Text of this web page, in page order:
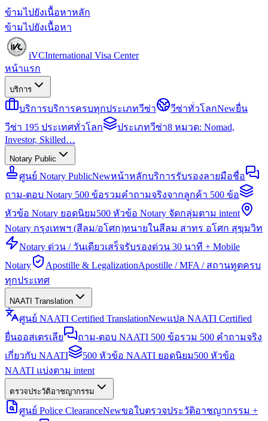
ข้ามไปยังเนื้อหาหลัก
ข้ามไปยังเนื้อหา
iVCInternational Visa Center
หน้าแรก
บริการ
บริการบริการครบทุกประเภทวีซ่า วีซ่าทั่วโลกNewยื่น
วีซ่า 195 ประเทศทั่วโลก
ประเภทวีซ่า8 หมวด: Nomad,
Investor, Skilled…
Notary Public
ศูนย์ Notary PublicNewหน้าหลักบริการรับรองลายมือชื่อ
ถาม-ตอบ Notary 500 ข้อรวมคำถามจริงจากลูกค้า 500 ข้อ
หัวข้อ Notary ยอดนิยม500 หัวข้อ Notary จัดกลุ่มตาม intent
Notary กรุงเทพฯ (สีลม/อโศก)ทนายในสีลม สาทร อโศก สุขุมวิท
Notary ด่วน / วันเดียวเสร็จรับรองด่วน 30 นาที + Mobile
Notary
Apostille & LegalizationApostille / MFA / สถานทูตครบ
ทุกประเทศ
NAATI Translation
ศูนย์ NAATI Certified TranslationNewแปล NAATI Certified
ยื่นออสเตรเลีย
ถาม-ตอบ NAATI 500 ข้อรวม 500 คำถามจริง
เกี่ยวกับ NAATI
500 หัวข้อ NAATI ยอดนิยม500 หัวข้อ
NAATI แบ่งตาม intent
ตรวจประวัติอาชญากรรม
ศูนย์ Police ClearanceNewขอใบตรวจประวัติอาชญากรรม +